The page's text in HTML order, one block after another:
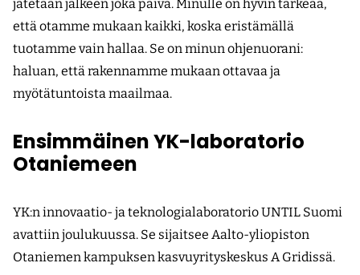
jätetään jälkeen joka päivä. Minulle on hyvin tärkeää,
että otamme mukaan kaikki, koska eristämällä
tuotamme vain hallaa. Se on minun ohjenuorani:
haluan, että rakennamme mukaan ottavaa ja
myötätuntoista maailmaa.
Ensimmäinen YK-laboratorio
Otaniemeen
YK:n innovaatio- ja teknologialaboratorio UNTIL Suomi
avattiin joulukuussa. Se sijaitsee Aalto-yliopiston
Otaniemen kampuksen kasvuyrityskeskus A Gridissä.